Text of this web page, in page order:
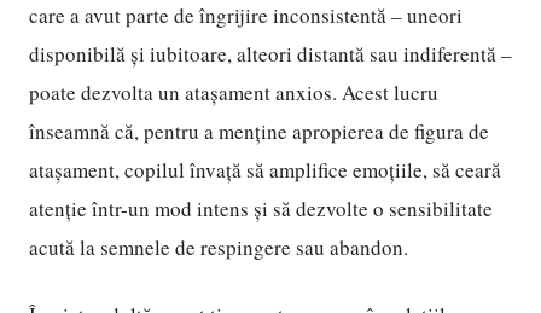
care a avut parte de îngrijire inconsistentă – uneori
disponibilă și iubitoare, alteori distantă sau indiferentă –
poate dezvolta un atașament anxios. Acest lucru
înseamnă că, pentru a menține apropierea de figura de
atașament, copilul învață să amplifice emoțiile, să ceară
atenție într-un mod intens și să dezvolte o sensibilitate
acută la semnele de respingere sau abandon.